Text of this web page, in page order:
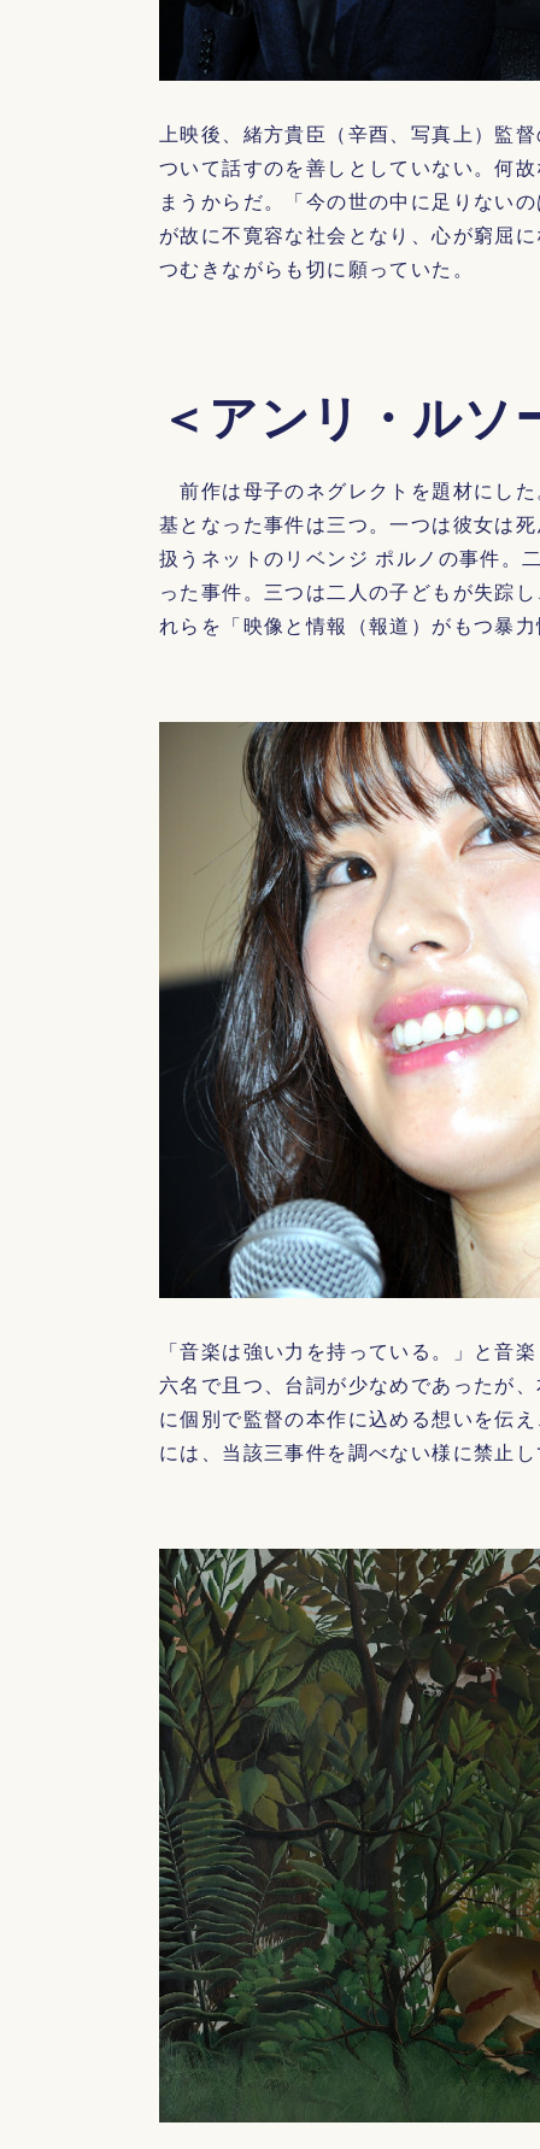
上映後、緒方貴臣（辛酉、写真上）監
ついて話すのを善しとしていない。何
まうからだ。「今の世の中に足りない
が故に不寛容な社会となり、心が窮屈
つむきながらも切に願っていた。
＜アンリ・ルソ
前作は母子のネグレクトを題材にし
基となった事件は三つ。一つは彼女は
扱うネットのリベンジ ポルノの事件。
った事件。三つは二人の子どもが失踪
れらを「映像と情報（報道）がもつ暴
「音楽は強い力を持っている。」と音
六名で且つ、台詞が少なめであったが
に個別で監督の本作に込める想いを伝
には、当該三事件を調べない様に禁止